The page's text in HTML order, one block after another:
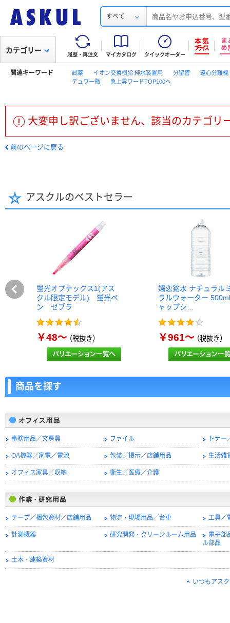
すべて
履歴・再注文 マイカタログ クイックオーダー
カテゴリー
関連キーワード 試薬 イオン交換樹脂 純水装置用 分留管
遠心分離機
デュワー瓶
急上昇ワードTOP100へ
大変申し訳ございません、該当のカテゴリ
前のページに戻る
アスクルのベストセラー
蛍光オプテックス1(アス
クル限定モデル) 蛍光ペ
ン ゼブラ
￥48～（税抜き）
嬬恋銘水 ナチュラル
ラルウォーター
ャップシ…
￥961～（税抜き）
商品を探す
事務用品／文房具 ファイル トナ
OA機器／家電／電池 包装／掲示／店舗用品 生活雑
オフィス家具／収納 衛生／医療／介護
テープ／梱包資材／店舗用品 物流・現場用品／台車 工具／
計測機器 研究開発・クリーンルーム用品
電子部
ル部品
土木・建築資材
いつもアス